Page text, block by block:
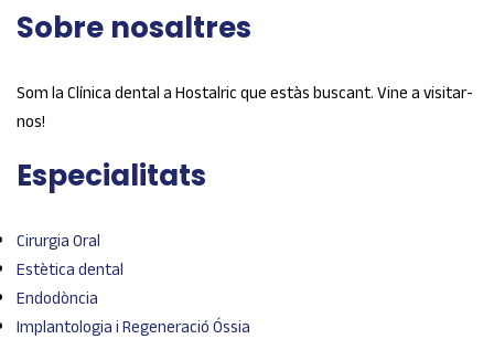
Sobre nosaltres
Som la Clínica dental a Hostalric que estàs buscant. Vine a visitar-
nos!
Especialitats
Cirurgia Oral
Estètica dental
Endodòncia
Implantologia i Regeneració Óssia